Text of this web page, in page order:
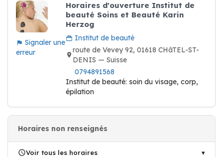
Signaler une
erreur
Horaires d'ouverture Institut de
beauté Soins et Beauté Karin
Herzog
Institut de beauté
route de Vevey 92, 01618 CHâTEL-ST-
DENIS — Suisse
0794891568
Institut de beauté: soin du visage, corp,
épilation
Horaires non renseignés
Voir tous les horaires